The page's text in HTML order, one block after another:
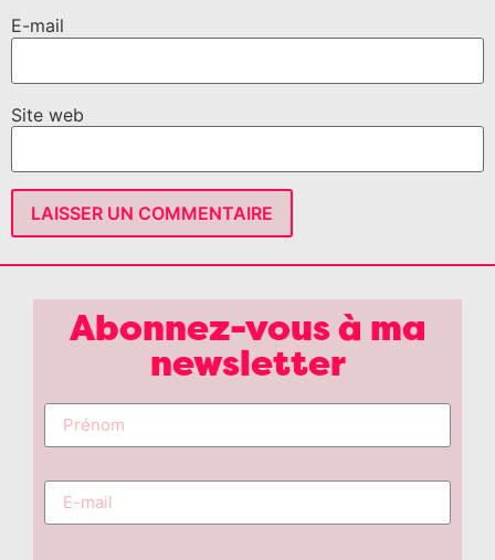
E-mail
Site web
Abonnez-vous à ma
newsletter